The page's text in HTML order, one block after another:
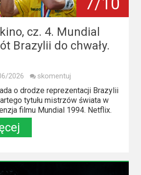
cz. 4. Mundial
Brazylii do chwały.
2026 skomentuj
o drodze reprezentacji Brazylii
tytułu mistrzów świata w
filmu Mundial 1994. Netflix.